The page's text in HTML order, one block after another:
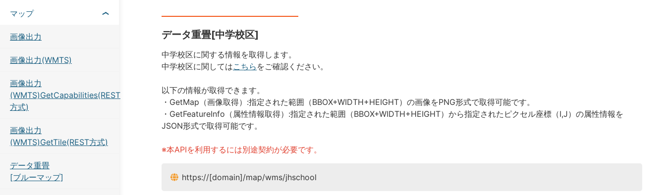
マップ
画像出力
画像出力(WMTS)
画像出力
(WMTS)GetCapabilities(REST
方式)
画像出力
(WMTS)GetTile(REST方式)
データ重畳
[ブルーマップ]
データ重畳[中学校区]
中学校区に関する情報を取得します。
中学校区に関してはこちら をご確認ください。
以下の情報が取得できます。
・GetMap（画像取得）:指定された範囲（BBOX+WIDTH+HEIGHT）の画像をPNG形式で取得可能です。
・GetFeatureInfo（属性情報取得）:指定された範囲（BBOX+WIDTH+HEIGHT）から指定されたピクセル座標（I,J）の属性情報を
JSON形式で取得可能です。
※本APIを利用するには別途契約が必要です。
https://[domain]/map/wms/jhschool